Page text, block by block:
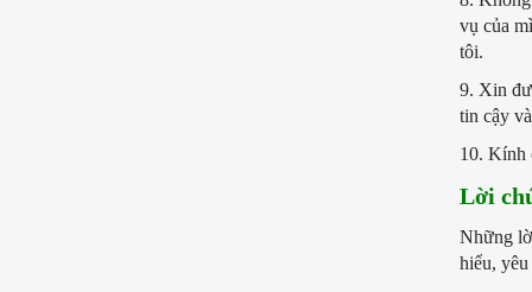
vụ của
tôi.
9. Xin
tin cậy
10. Kính
Lời
Những
hiểu,